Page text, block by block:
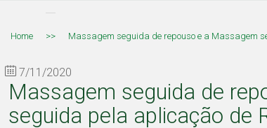
Home >> Massagem seguida de repouso e a Massagem
7/11/2020
Massagem seguida de
seguida pela aplicação de